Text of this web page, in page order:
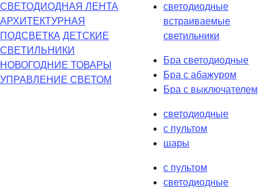
СВЕТОДИОДНАЯ ЛЕНТА
АРХИТЕКТУРНАЯ
ПОДСВЕТКА ДЕТСКИЕ
СВЕТИЛЬНИКИ
НОВОГОДНИЕ ТОВАРЫ
УПРАВЛЕНИЕ СВЕТОМ
светодиодные
встраиваемые
светильники
Бра светодиодные
Бра с абажуром
Бра с выключателем
светодиодные
с пультом
шары
с пультом
светодиодные